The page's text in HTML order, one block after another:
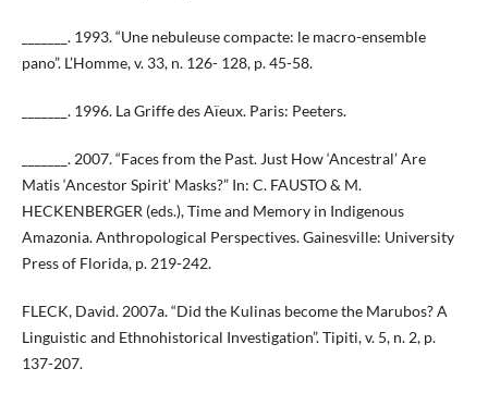
_______. 1993. “Une nebuleuse compacte: le macro-ensemble
pano”. L’Homme, v. 33, n. 126- 128, p. 45-58.
_______. 1996. La Griffe des Aïeux. Paris: Peeters.
_______. 2007. “Faces from the Past. Just How ‘Ancestral’ Are
Matis ‘Ancestor Spirit’ Masks?” In: C. FAUSTO & M.
HECKENBERGER (eds.), Time and Memory in Indigenous
Amazonia. Anthropological Perspectives. Gainesville: University
Press of Florida, p. 219-242.
FLECK, David. 2007a. “Did the Kulinas become the Marubos? A
Linguistic and Ethnohistorical Investigation”. Tipiti, v. 5, n. 2, p.
137-207.